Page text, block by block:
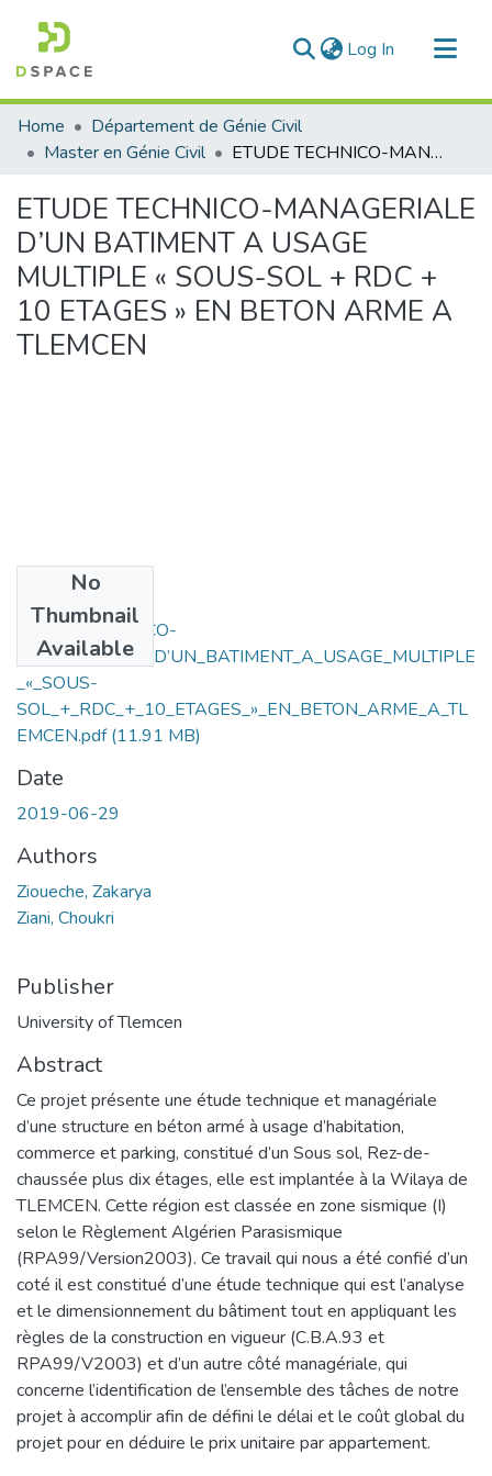
Log In (current)
Communities & Collections
All of DSpace
Home
Département de Génie Civil
Master en Génie Civil
ETUDE TECHNICO-MANAGERIALE D’UN BATIMENT A USAGE MULTIPLE « SOUS-SOL + RDC + 10 ETAGES » EN BETON ARME A TLEMCEN
ETUDE TECHNICO-MANAGERIALE
D’UN BATIMENT A USAGE
MULTIPLE « SOUS-SOL + RDC +
10 ETAGES » EN BETON ARME A
TLEMCEN
No
Thumbnail
Available
ETUDE_TECHNICO-
MANAGERIALE_D’UN_BATIMENT_A_USAGE_MULTIPLE
_«_SOUS-
SOL_+_RDC_+_10_ETAGES_»_EN_BETON_ARME_A_TL
EMCEN.pdf(11.91 MB)
Date
2019-06-29
Authors
Zioueche, Zakarya
Ziani, Choukri
Publisher
University of Tlemcen
Abstract
Ce projet présente une étude technique et managériale
d’une structure en béton armé à usage d’habitation,
commerce et parking, constitué d’un Sous sol, Rez-de-
chaussée plus dix étages, elle est implantée à la Wilaya de
TLEMCEN. Cette région est classée en zone sismique (I)
selon le Règlement Algérien Parasismique
(RPA99/Version2003). Ce travail qui nous a été confié d’un
coté il est constitué d’une étude technique qui est l’analyse
et le dimensionnement du bâtiment tout en appliquant les
règles de la construction en vigueur (C.B.A.93 et
RPA99/V2003) et d’un autre côté managériale, qui
concerne l’identification de l’ensemble des tâches de notre
projet à accomplir afin de défini le délai et le coût global du
projet pour en déduire le prix unitaire par appartement.